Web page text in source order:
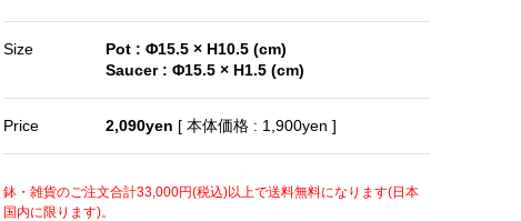
Size
Pot : Φ15.5 × H10.5 (cm)
Saucer : Φ15.5 × H1.5 (cm)
Price 2,090yen [ 本体価格 : 1,900yen ]
鉢・雑貨のご注文合計33,000円(税込)以上で送料無料になります(日本
国内に限ります)。